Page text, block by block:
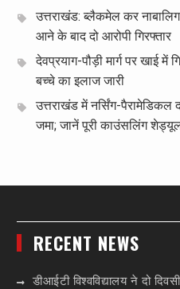
उत्तराखंड: ब्लैकमेल कर
आने के बाद दो आरोपी गिरफ्तार
देवप्रयाग-पौड़ी मार्ग पर खाई में
बच्चे का इलाज जारी
उत्तराखंड में नर्सिंग-
जमा; जानें पूरी काउंसलिंग
RECENT NEWS
डीआईटी विश्वविद्यालय ने दो